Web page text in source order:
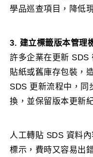
學品巡查項目，降低
3. 建立標籤版本管理
許多企業在更新 SDS
貼紙或舊庫存包裝，
SDS 更新流程中，同
換，並保留版本更新
人工轉貼 SDS 資料
標示，費時又容易出